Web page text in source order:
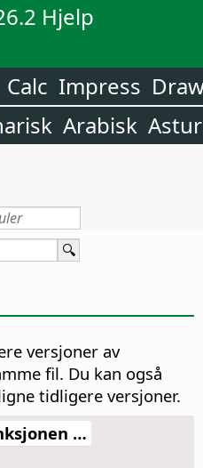
Hjelp
Calc Impress
Arabisk
versjoner av
fil. Du kan også
tidligere versjoner.
…